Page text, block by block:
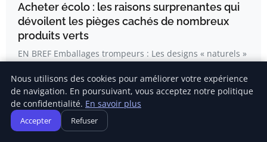
Acheter écolo : les raisons surprenantes qui
dévoilent les pièges cachés de nombreux
produits verts
EN BREF Emballages trompeurs : Les designs « naturels »
Amandine Blanchard
Nous utilisons des cookies pour améliorer votre expérience
de navigation. En poursuivant, vous acceptez notre politique
de confidentialité. En savoir plus
Accepter Refuser